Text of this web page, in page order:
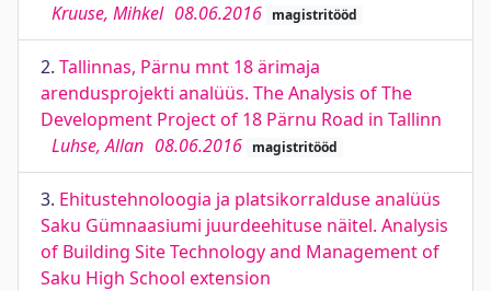
Kruuse, Mihkel 08.06.2016 magistritööd
2. Tallinnas, Pärnu mnt 18 ärimaja
arendusprojekti analüüs. The Analysis of The
Development Project of 18 Pärnu Road in Tallinn
Luhse, Allan 08.06.2016 magistritööd
3. Ehitustehnoloogia ja platsikorralduse analüüs
Saku Gümnaasiumi juurdeehituse näitel. Analysis
of Building Site Technology and Management of
Saku High School extension